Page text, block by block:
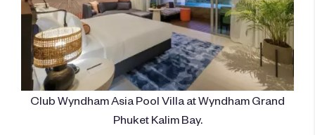
Club Wyndham Asia Pool Villa at Wyndham Grand
Phuket Kalim Bay.